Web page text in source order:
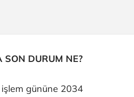
SON DURUM NE?
gününe 2034